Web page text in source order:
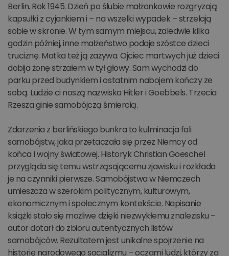
Berlin. Rok 1945. Dzień po ślubie małżonkowie rozgryzają
kapsułki z cyjankiem i – na wszelki wypadek – strzelają
sobie w skronie. W tym samym miejscu, zaledwie kilka
godzin później, inne małżeństwo podaje szóstce dzieci
truciznę. Matka też ją zażywa. Ojciec martwych już dzieci
dobija żonę strzałem w tył głowy. Sam wychodzi do
parku przed budynkiem i ostatnim nabojem kończy ze
sobą. Ludzie ci noszą nazwiska Hitler i Goebbels. Trzecia
Rzesza ginie samobójczą śmiercią.
Zdarzenia z berlińskiego bunkra to kulminacja fali
samobójstw, jaka przetaczała się przez Niemcy od
końca I wojny światowej. Historyk Christian Goeschel
przygląda się temu wstrząsającemu zjawisku i rozkłada
je na czynniki pierwsze. Samobójstwa w Niemczech
umieszcza w szerokim politycznym, kulturowym,
ekonomicznym i społecznym kontekście. Napisanie
książki stało się możliwe dzięki niezwykłemu znalezisku –
autor dotarł do zbioru autentycznych listów
samobójców. Rezultatem jest unikalne spojrzenie na
historię narodowego socjalizmu – oczami ludzi, którzy za